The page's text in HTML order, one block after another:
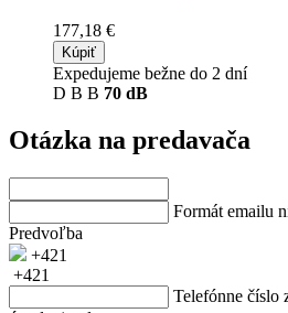
177,18 €
Kúpiť
Expedujeme bežne do 2 dní
D B B 70 dB
Otázka na predavača
Formát emailu
Predvoľba
+421
+421
Telefónne číslo